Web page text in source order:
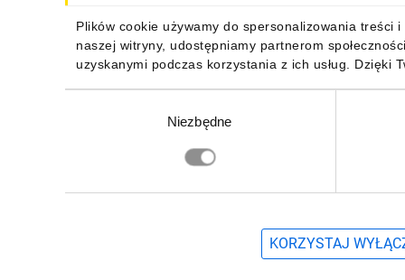
Plików cookie używamy do spersonalizowania treści
naszej witryny, udostępniamy partnerom
uzyskanymi podczas korzystania z ich usług. Dzięki
Niezbędne
KORZYSTAJ
18,33 złbrutto 4,43 złbrutto
Zapisz się, aby otrzymać informacje o